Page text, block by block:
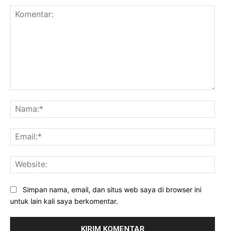
Simpan nama, email, dan situs web saya di browser ini
untuk lain kali saya berkomentar.